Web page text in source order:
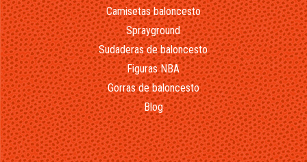
Camisetas baloncesto
Sprayground
Sudaderas de baloncesto
Figuras NBA
Gorras de baloncesto
Blog